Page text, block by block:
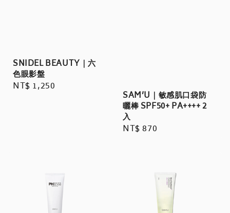
SNIDEL BEAUTY｜六
色眼影盤
Regular
NT$ 1,250
SAM’U｜敏感肌口袋防
曬棒 SPF50+ PA++++ 2
入
Regular
NT$ 870